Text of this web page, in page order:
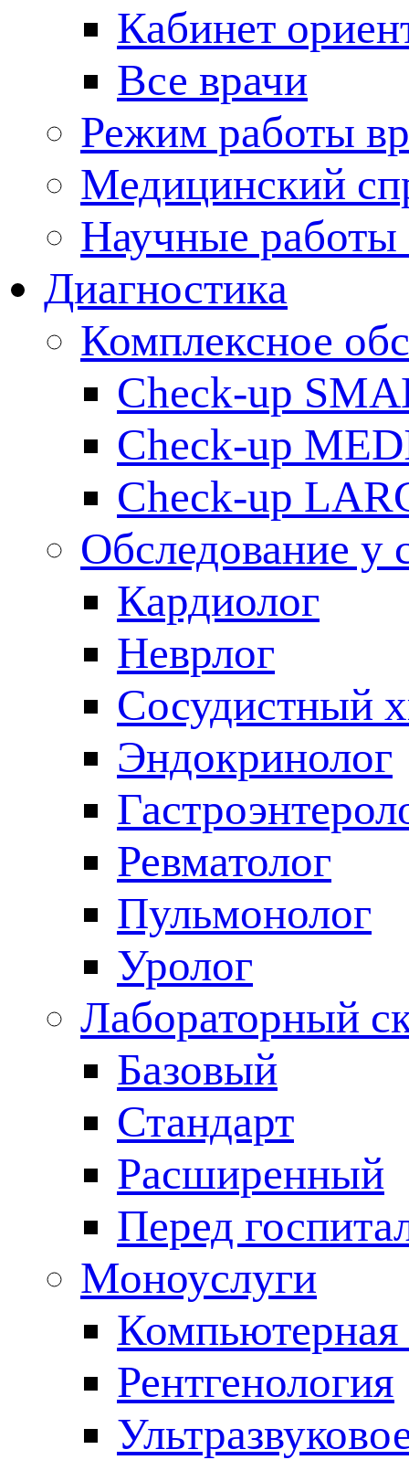
Кабинет
Все врачи
Режим работы
Медицинский
Научные работы
Диагностика
Комплексное
Check-up
Check-up
Check-up
Обследование у
Кардиолог
Неврлог
Сосудистный
Эндокринолог
Ревматолог
Пульмонолог
Уролог
Лабораторный
Базовый
Стандарт
Расширенный
Перед
Моноуслуги
Рентгенология